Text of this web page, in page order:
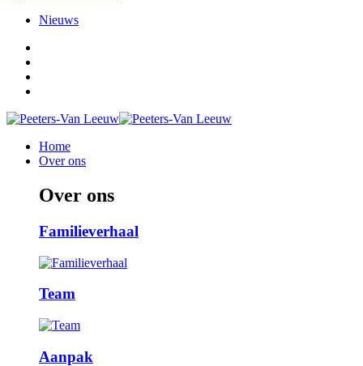
Nieuws
Home
Over ons
Over ons
Familieverhaal
Team
Aanpak